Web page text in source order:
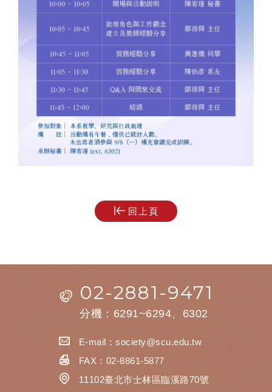
回上頁
02-2881-9471
分機：6291~6294、6302
E-mail：society@scu.edu.tw
FAX：02-8861-5877
11102臺北市士林區臨溪路70號